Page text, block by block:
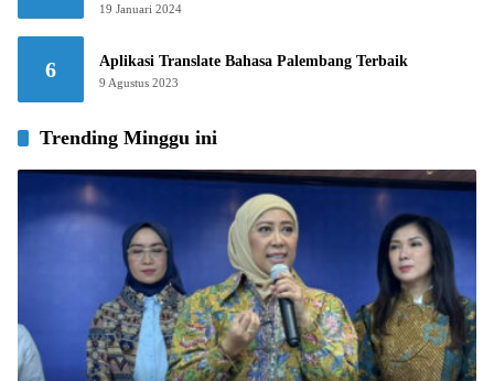
19 Januari 2024
6 Aplikasi Translate Bahasa Palembang Terbaik
9 Agustus 2023
Trending Minggu ini